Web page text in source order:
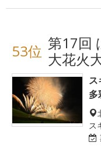
53位 第17回
大花火
ス
多
ス